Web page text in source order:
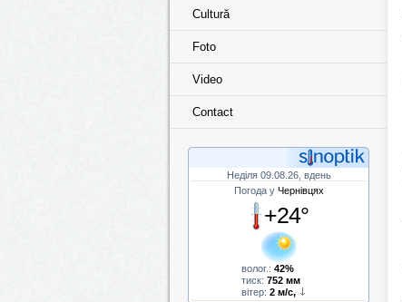
Cultură
Foto
Video
Contact
Неділя 09.08.26, вдень
Погода у Чернівцях
+24°
волог.: 42%
тиск: 752 мм
вітер: 2 м/с,